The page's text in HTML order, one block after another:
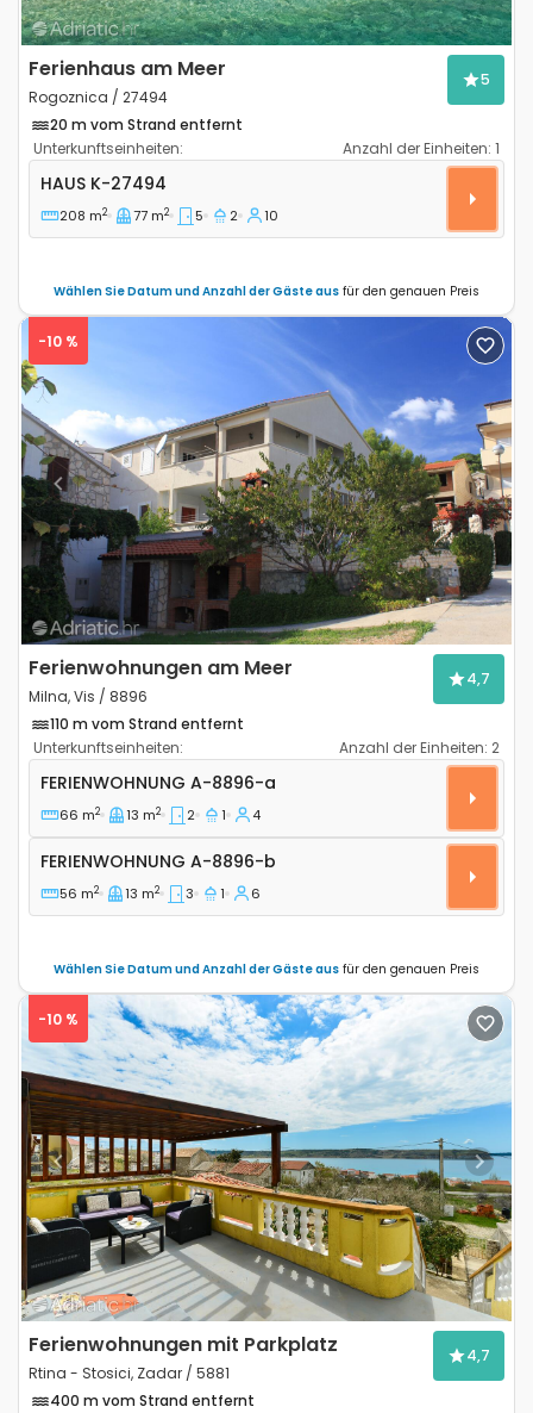
Ferienhaus am Meer
Rogoznica / 27494
5
20 m vom Strand entfernt
Unterkunftseinheiten:
Anzahl der Einheiten: 1
Komfortables Haus Rogoznica K-27494
HAUS K-27494
208 m2 77 m2 5 2 10
Wählen Sie Datum und Anzahl der Gäste aus für den genauen Preis
Previous Next
-10 %
Ferienwohnungen am Meer
Milna, Vis / 8896
4,7
110 m vom Strand entfernt
Unterkunftseinheiten:
Anzahl der Einheiten: 2
2-Zimmer-Ferienwohnung Milna, Vis A-8896-a
FERIENWOHNUNG A-8896-a
66 m2 13 m2 2 1 4
Ferienwohnung A-8896-b
FERIENWOHNUNG A-8896-b
56 m2 13 m2 3 1 6
Wählen Sie Datum und Anzahl der Gäste aus für den genauen Preis
Previous Next
-10 %
Ferienwohnungen mit Parkplatz
Rtina - Stosici, Zadar / 5881
4,7
400 m vom Strand entfernt